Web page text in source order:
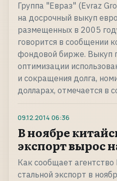
Группа "Евраз" (Evraz
на досрочный выкуп
размещенных в 2005
говорится в сообщении
фондовой бирже. Выкуп
оптимизации
и сокращения долга,
долларах, отмечается в
09.12.2014 06:36
В ноябре
экспорт вырос
Как сообщает
стальной экспорт в